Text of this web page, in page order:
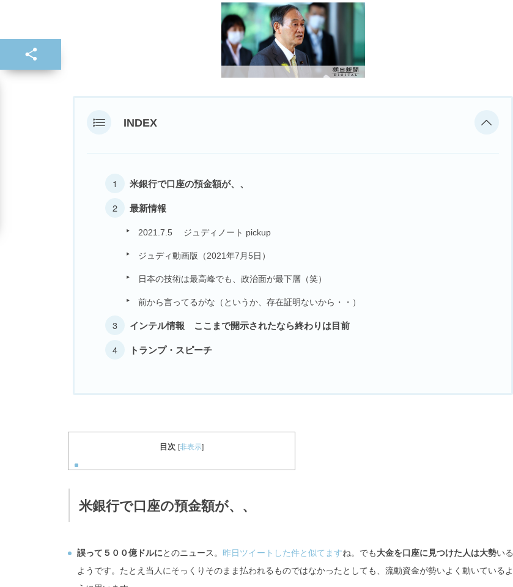
INDEX
米銀行で口座の預金額が、、
最新情報
2021.7.5 ジュディノート pickup
ジュディ動画版（2021年7月5日）
日夲の技術は最高峰でも、政治面が最下層（笑）
前から言ってるがな（というか、存在証明ないから・・）
インテル情報 ここまで開示されたなら終わりは目前
トランプ・スピーチ
目次 [非表示]
米銀行で口座の預金額が、、
誤って５００億ドルにとのニュース。 昨日ツイートした件と似てますね。でも大金を口座に見つけた人は大勢いる
ようです。たとえ当人にそっくりそのまま払われるものではなかったとしても、流動資金が勢いよく動いているよ